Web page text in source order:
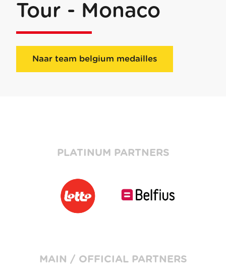
Tour - Monaco
Naar team belgium medailles
PLATINUM PARTNERS
MAIN / OFFICIAL PARTNERS